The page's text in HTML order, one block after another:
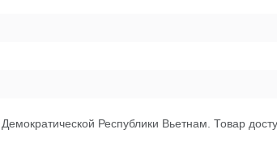
Республики Вьетнам. Товар